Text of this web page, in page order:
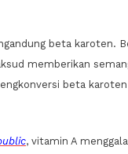
beta karoten.
memberikan
beta
, vitamin A